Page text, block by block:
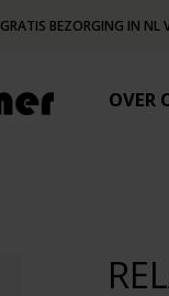
GRATIS BEZORGING IN NL
OVER